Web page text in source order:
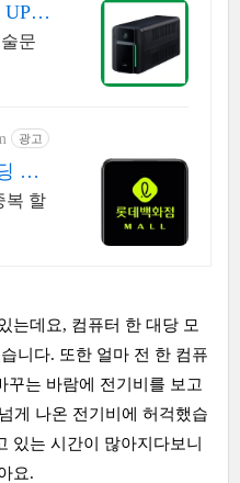
문
광고
최
복 할
는데요, 컴퓨터 한 대당 모
니다. 또한 얼마 전 한 컴퓨
꾸는 바람에 전기비를 보고
게 나온 전기비에 허걱했습
있는 시간이 많아지다보니
요.